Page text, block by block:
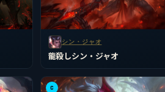
シン・ジャオ
龍殺しシン・ジャオ
C